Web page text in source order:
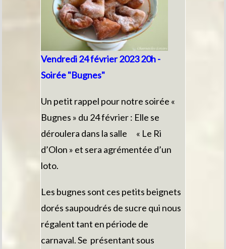
Vendredi 24 février 2023 20h -
Soirée "Bugnes"
Un petit rappel pour notre soirée «
Bugnes » du 24 février : Elle se
déroulera dans la salle « Le Ri
d’Olon » et sera agrémentée d’un
loto.
Les bugnes sont ces petits beignets
dorés saupoudrés de sucre qui nous
régalent tant en période de
carnaval. Se présentant sous